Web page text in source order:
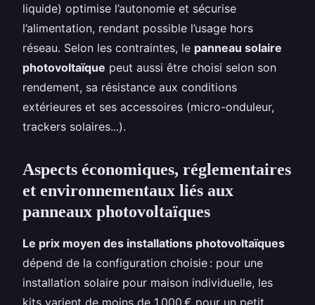
liquide) optimise l’autonomie et sécurise
l’alimentation, rendant possible l’usage hors
réseau. Selon les contraintes, le panneau solaire
photovoltaïque peut aussi être choisi selon son
rendement, sa résistance aux conditions
extérieures et ses accessoires (micro-onduleur,
trackers solaires...).
Aspects économiques, réglementaires
et environnementaux liés aux
panneaux photovoltaïques
Le prix moyen des installations photovoltaïques
dépend de la configuration choisie : pour une
installation solaire pour maison individuelle, les
kits varient de moins de 1 000 € pour un petit